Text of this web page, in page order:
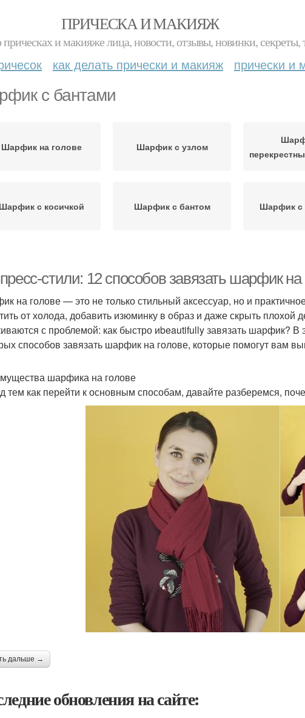
ПРИЧЕСКА И МАКИЯЖ
и макияже лица, новости, отзывы, новинки, секреты,
как делать прически и макияж прически и
с бантами
Шарфик на голове Шарфик с узлом
Шарфик с косичкой Шарфик с бантом Шарфик с
стили: 12 способов завязать шарфик на
на голове — это не только стильный аксессуар, но и
от холода, добавить изюминку в образ и даже скрыть плохой
с проблемой: как быстро иbeautifully завязать шарфик?
способов завязать шарфик на голове, которые помогут вам
шарфика на голове
тем как перейти к основным способам, давайте разберемся,
дальше →
обновления на сайте: